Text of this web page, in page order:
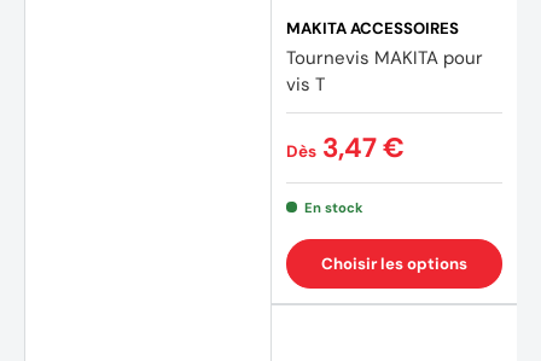
MAKITA ACCESSOIRES
Tournevis MAKITA pour
vis T
Dès 3,47 €
En stock
Choisir les options